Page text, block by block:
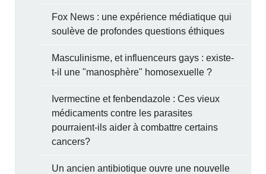
Fox News : une expérience médiatique qui
soulève de profondes questions éthiques
Masculinisme, et influenceurs gays : existe-
t-il une "manosphère" homosexuelle ?
Ivermectine et fenbendazole : Ces vieux
médicaments contre les parasites
pourraient-ils aider à combattre certains
cancers?
Un ancien antibiotique ouvre une nouvelle